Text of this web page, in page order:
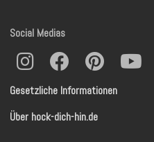
Gesetzliche Informationen
Über hock-dich-hin.de
Social Medias